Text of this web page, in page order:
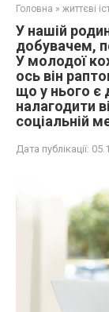
Головна » життєві
У нашій
добувачем,
У молодої
ось він
що у нього є
налагодити
соціальній
Дата публікації: